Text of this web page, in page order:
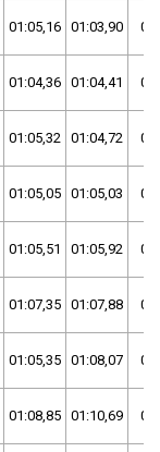
01:05,16 01:03,90
01:04,36 01:04,41
01:05,32 01:04,72
01:05,05 01:05,03
01:05,51 01:05,92
01:07,35 01:07,88
01:05,35 01:08,07
01:08,85 01:10,69